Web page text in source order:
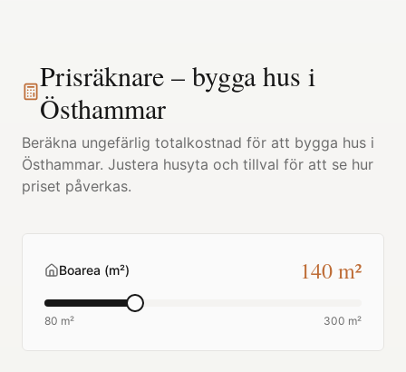
Prisräknare – bygga hus i
Östhammar
Beräkna ungefärlig totalkostnad för att bygga hus i
Östhammar. Justera husyta och tillval för att se hur
priset påverkas.
Boarea (m²) 140m²
80 m² 300 m²